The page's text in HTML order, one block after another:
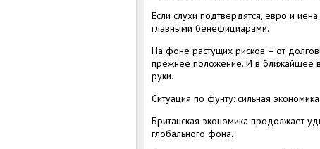
Если слухи подтвердятся, евро и
главными бенефициарами.
На фоне растущих рисков – от
прежнее положение. И в ближайшее
руки.
Ситуация по фунту: сильная
Британская экономика продолжает
глобального фона.